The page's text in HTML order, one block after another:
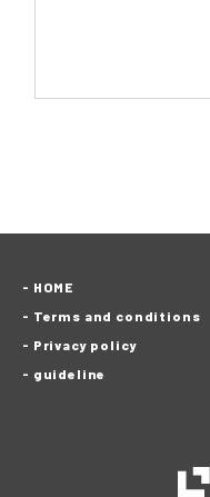
HOME
Terms and conditions
Privacy policy
guideline